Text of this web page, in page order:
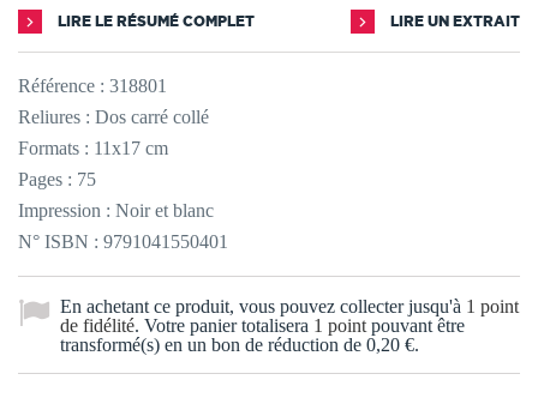
LIRE LE RÉSUMÉ COMPLET LIRE UN EXTRAIT
Référence : 318801
Reliures : Dos carré collé
Formats : 11x17 cm
Pages : 75
Impression : Noir et blanc
N° ISBN : 9791041550401
En achetant ce produit, vous pouvez collecter jusqu'à 1 point
de fidélité. Votre panier totalisera 1 point pouvant être
transformé(s) en un bon de réduction de 0,20 €.